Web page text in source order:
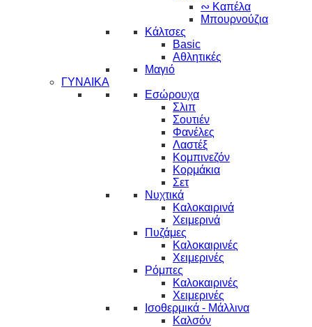
∾ Καπέλα
Μπουρνούζια
Κάλτσες
Basic
Αθλητικές
Μαγιό
ΓΥΝΑΙΚΑ
Εσώρουχα
Σλιπ
Σουτιέν
Φανέλες
Λαστέξ
Κομπινεζόν
Κορμάκια
Σετ
Νυχτικά
Καλοκαιρινά
Χειμερινά
Πυζάμες
Καλοκαιρινές
Χειμερινές
Ρόμπες
Καλοκαιρινές
Χειμερινές
Ισοθερμικά - Μάλλινα
Καλσόν